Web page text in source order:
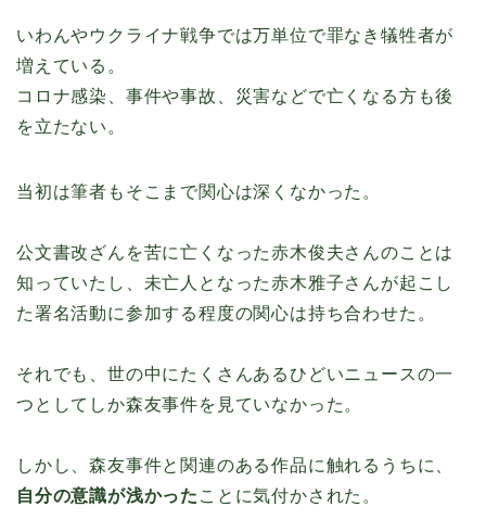
いわんやウクライナ戦争では万単位で罪なき犠牲者が
増えている。
コロナ感染、事件や事故、災害などで亡くなる方も後
を立たない。
当初は筆者もそこまで関心は深くなかった。
公文書改ざんを苦に亡くなった赤木俊夫さんのことは
知っていたし、未亡人となった赤木雅子さんが起こし
た署名活動に参加する程度の関心は持ち合わせた。
それでも、世の中にたくさんあるひどいニュースの一
つとしてしか森友事件を見ていなかった。
しかし、森友事件と関連のある作品に触れるうちに、
自分の意識が浅かった ことに気付かされた。